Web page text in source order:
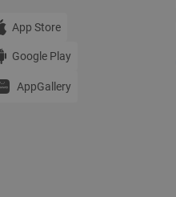
App Store
Google Play
AppGallery